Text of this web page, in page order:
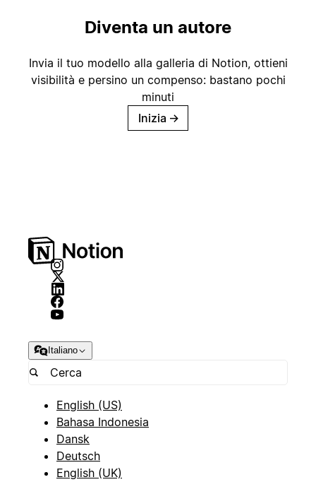
Diventa un autore
Invia il tuo modello alla galleria di Notion, ottieni
visibilità e persino un compenso: bastano pochi
minuti
Inizia →
Italiano
English (US)
Bahasa Indonesia
Dansk
Deutsch
English (UK)